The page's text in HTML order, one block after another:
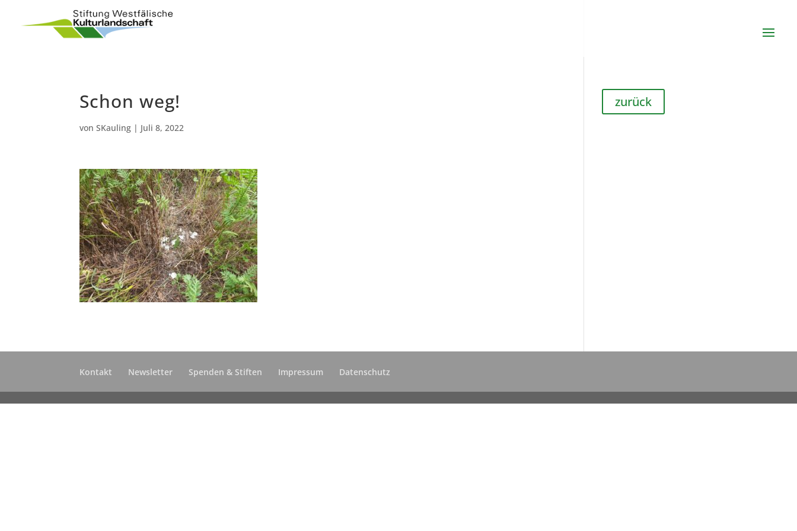
Schon weg!
vonSKauling | Juli 8, 2022
zurück
Kontakt Newsletter Spenden & Stiften Impressum Datenschutz